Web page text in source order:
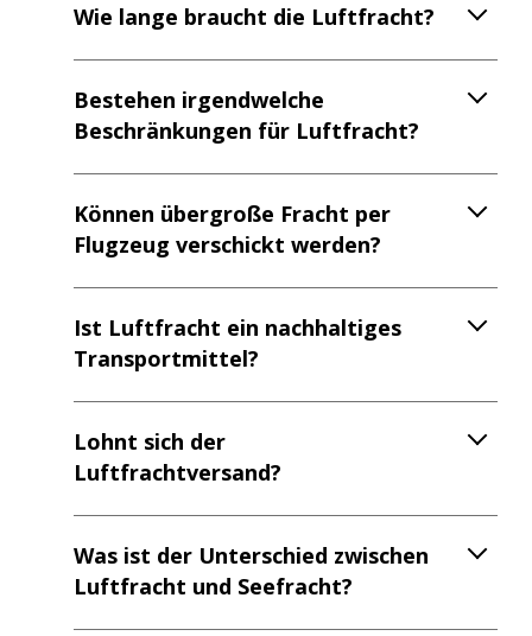
Wie lange braucht die Luftfracht?
Bestehen irgendwelche
Beschränkungen für Luftfracht?
Können übergroße Fracht per
Flugzeug verschickt werden?
Ist Luftfracht ein nachhaltiges
Transportmittel?
Lohnt sich der
Luftfrachtversand?
Was ist der Unterschied zwischen
Luftfracht und Seefracht?